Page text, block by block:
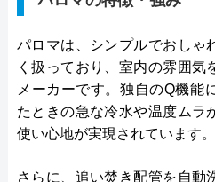
パロマは、シンプルでおしゃ
く扱っており、室内の雰囲気
メーカーです。独自のQ機能
たときの急な冷水や温度ムラ
使い心地が実現されています。
さらに、追い焚き配管を自動